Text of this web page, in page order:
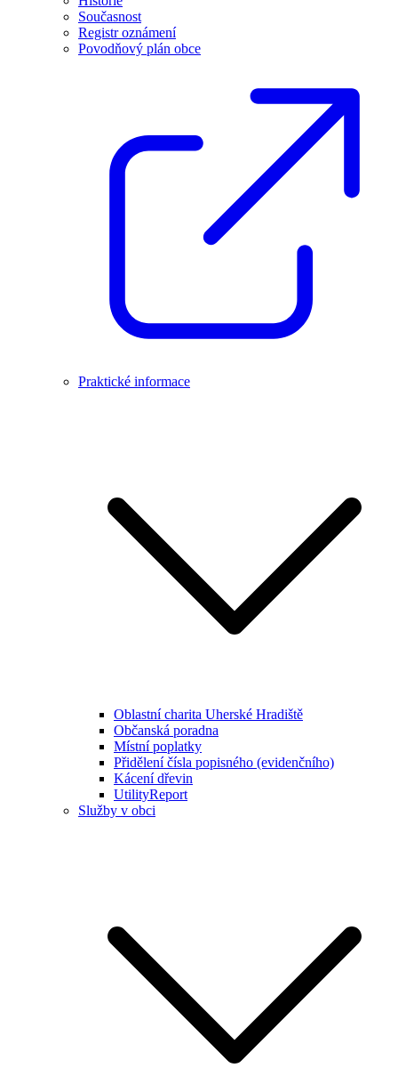
Současnost
Registr oznámení
Povodňový plán obce
Praktické informace
Oblastní charita Uherské Hradiště
Občanská poradna
Místní poplatky
Přidělení čísla popisného (evidenčního)
Kácení dřevin
UtilityReport
Služby v obci